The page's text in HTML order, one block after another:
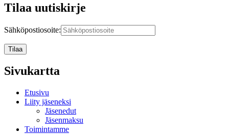
Tilaa uutiskirje
Sähköpostiosoite:
Sivukartta
Etusivu
Liity jäseneksi
Jäsenedut
Jäsenmaksu
Toimintamme